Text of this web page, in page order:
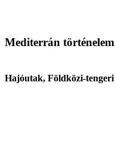
Mediterrán
Hajóutak, Földközi-